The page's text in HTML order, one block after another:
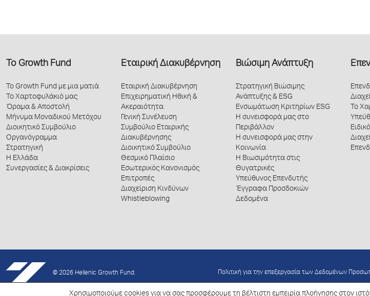
Το Growth Fund
Το Growth Fund με μια ματιά
Το Χαρτοφυλάκιό μας
Όραμα & Αποστολή
Μήνυμα Μοναδικού Μετόχου
Διοικητικό Συμβούλιο
Οργανόγραμμα
Στρατηγική
Η Ελλάδα
Συνεργασίες & Διακρίσεις
Εταιρική Διακυβέρνηση
Εταιρική Διακυβέρνηση
Επιχειρηματική Ηθική &
Ακεραιότητα
Γενική Συνέλευση
Συμβούλιο Εταιρικής
Διακυβέρνησης
Διοικητικό Συμβούλιο
Θεσμικό Πλαίσιο
Εσωτερικός Κανονισμός
Επιτροπές
Διαχείριση Κινδύνων
Whistleblowing
Βιώσιμη Ανάπτυξη
Στρατηγική Βιώσιμης
Ανάπτυξης & ESG
Ενσωμάτωση Κριτηρίων ESG
Η συνεισφορά μας στο
Περιβάλλον
Η συνεισφορά μας στην
Κοινωνία
Η Βιωσιμότητα στις
Θυγατρικές
Υπεύθυνος Επενδυτής
Έγγραφα Προσδοκιών
Δεδομένα
Το
© 2026 Hellenic Growth Fund. Πολιτική για την επεξεργασία των Δεδομένων
Χρησιμοποιούμε cookies για να σας προσφέρουμε τη βέλτιστη εμπειρία πλοήγησης στον